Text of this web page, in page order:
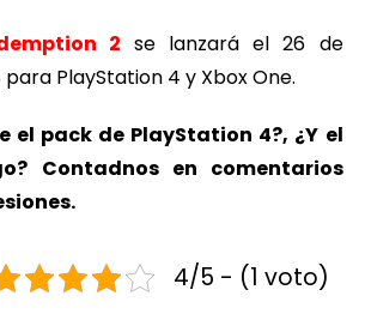
2 se lanzará el 26 de
PlayStation 4 y Xbox One.
el pack de PlayStation 4?, ¿Y el
Contadnos en comentarios
4/5 - (1 voto)